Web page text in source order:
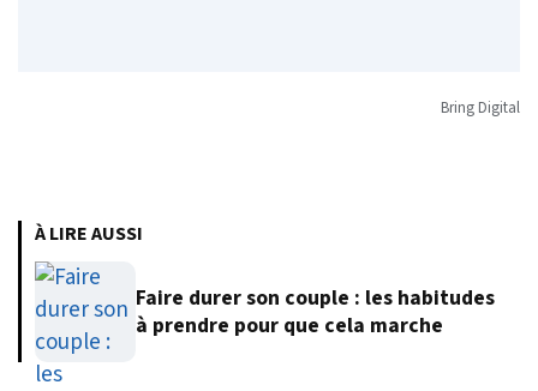
Bring Digital
À LIRE AUSSI
Faire durer son couple : les habitudes
à prendre pour que cela marche